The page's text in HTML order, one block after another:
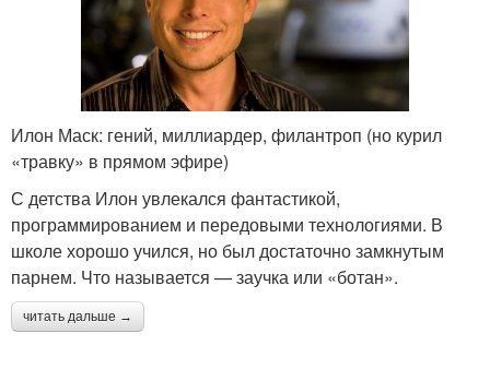
Илон Маск: гений, миллиардер, филантроп (но курил
«травку» в прямом эфире)
С детства Илон увлекался фантастикой,
программированием и передовыми технологиями. В
школе хорошо учился, но был достаточно замкнутым
парнем. Что называется — заучка или «ботан».
читать дальше →